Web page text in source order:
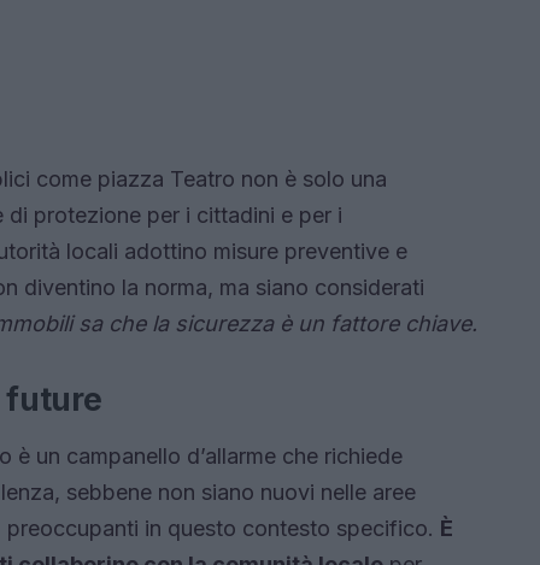
come piazza Teatro non è solo una
protezione per i cittadini e per i
locali adottino misure preventive e
diventino la norma, ma siano considerati
sa che la sicurezza è un fattore chiave.
future
un campanello d’allarme che richiede
sebbene non siano nuovi nelle aree
in questo contesto specifico. È